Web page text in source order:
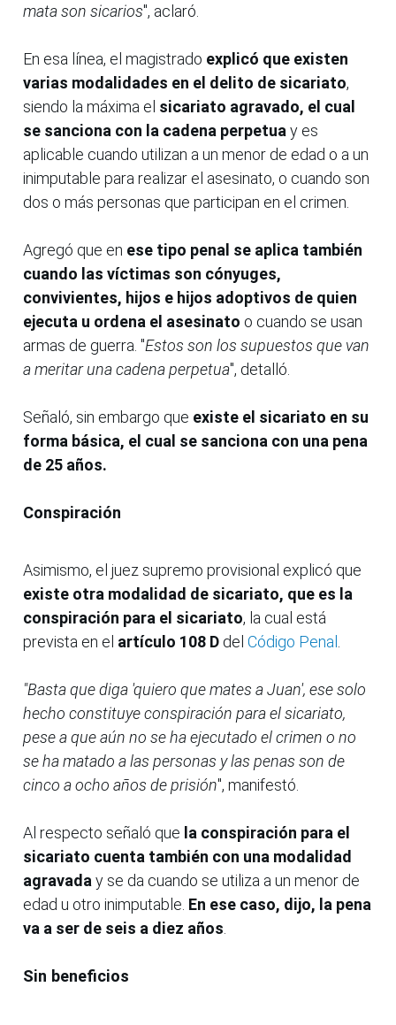
mata son sicarios", aclaró.
En esa línea, el magistrado explicó que existen
varias modalidades en el delito de sicariato,
siendo la máxima el sicariato agravado, el cual
se sanciona con la cadena perpetua y es
aplicable cuando utilizan a un menor de edad o a un
inimputable para realizar el asesinato, o cuando son
dos o más personas que participan en el crimen.
Agregó que en ese tipo penal se aplica también
cuando las víctimas son cónyuges,
convivientes, hijos e hijos adoptivos de quien
ejecuta u ordena el asesinato o cuando se usan
armas de guerra. "Estos son los supuestos que van
a meritar una cadena perpetua", detalló.
Señaló, sin embargo que existe el sicariato en su
forma básica, el cual se sanciona con una pena
de 25 años.
Conspiración
Asimismo, el juez supremo provisional explicó que
existe otra modalidad de sicariato, que es la
conspiración para el sicariato, la cual está
prevista en el artículo 108 D del Código Penal
"Basta que diga 'quiero que mates a Juan', ese solo
hecho constituye conspiración para el sicariato,
pese a que aún no se ha ejecutado el crimen o no
se ha matado a las personas y las penas son de
cinco a ocho años de prisión", manifestó.
Al respecto señaló que la conspiración para el
sicariato cuenta también con una modalidad
agravada y se da cuando se utiliza a un menor de
edad u otro inimputable. En ese caso, dijo, la pena
va a ser de seis a diez años
Sin beneficios